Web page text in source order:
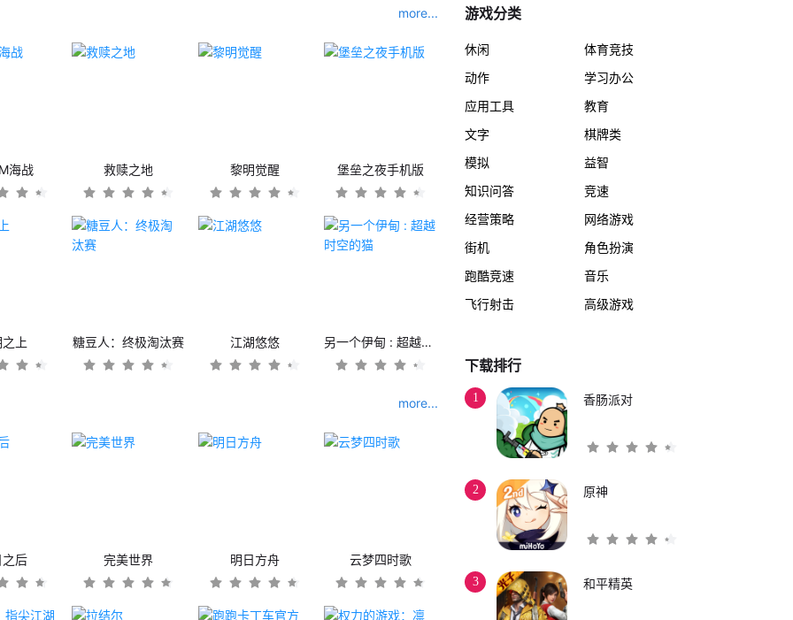
more...
海战 救赎之地 黎明觉醒 堡垒之夜手机版
上 糖豆人：终极淘汰赛 江湖悠悠 另一个伊甸 : 超越时空的猫
more...
后 完美世界 明日方舟 云梦四时歌
游戏分类
休闲
体育竞技
动作
学习办公
应用工具
教育
文字
棋牌类
模拟
益智
知识问答
竞速
经营策略
网络游戏
街机
角色扮演
跑酷竞速
音乐
飞行射击
高级游戏
下载排行
1 香肠派对
2 原神
3 和平精英